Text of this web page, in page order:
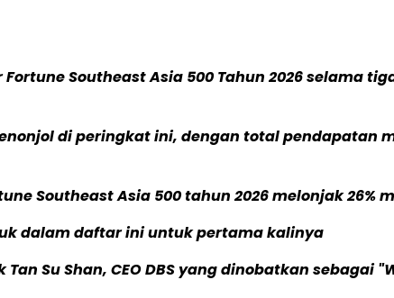
Southeast Asia 500 Tahun 2026 selama
di peringkat ini, dengan total pendapatan
Southeast Asia 500 tahun 2026 melonjak 26%
dalam daftar ini untuk pertama kalinya
Su Shan, CEO DBS yang dinobatkan sebagai